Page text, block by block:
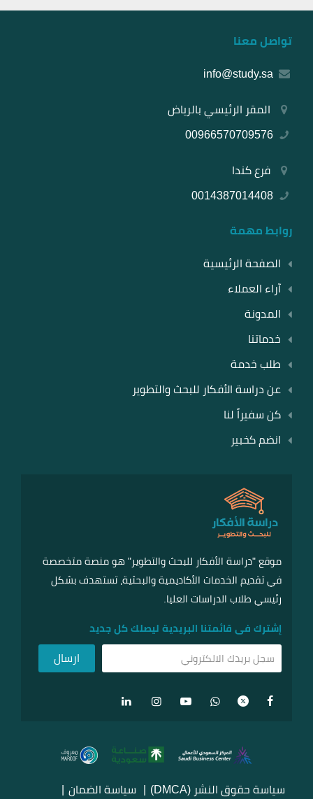
تواصل معنا
info@study.sa
المقر الرئيسي بالرياض
00966570709576
فرع كندا
0014387014408
روابط مهمة
الصفحة الرئيسية
آراء العملاء
المدونة
خدماتنا
طلب خدمة
عن دراسة الأفكار للبحث والتطوير
كن سفيراً لنا
انضم كخبير
موقع "دراسة الأفكار للبحث والتطوير" هو منصة متخصصة
في تقديم الخدمات الأكاديمية والبحثية، تستهدف بشكل
رئيسي طلاب الدراسات العليا.
إشترك فى قائمتنا البريدية ليصلك كل جديد
سياسة حقوق النشر (DMCA) سياسة الضمان